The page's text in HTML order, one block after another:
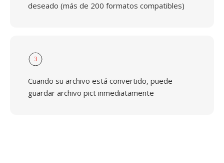
deseado (más de 200 formatos compatibles)
3
Cuando su archivo está convertido, puede
guardar archivo pict inmediatamente